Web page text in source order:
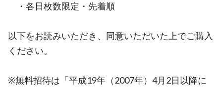
・各日枚数限定・先着順
以下をお読みいただき、同意いただいた上でご購入
ください。
※無料招待は「平成19年（2007年）4月2日以降に